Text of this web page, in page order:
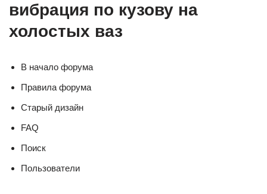
вибрация по кузову на
холостых ваз
В начало форума
Правила форума
Старый дизайн
FAQ
Поиск
Пользователи